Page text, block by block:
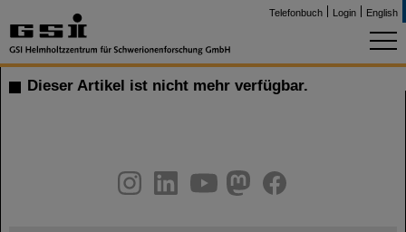
Telefonbuch Login English
Dieser Artikel ist nicht mehr verfügbar.
youtube
helmholtz.social
facebook